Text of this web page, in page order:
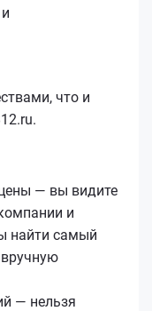
что и
— вы видите
и
найти самый
— нельзя